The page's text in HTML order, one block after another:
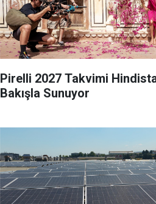
Pirelli 2027 Takvimi
Bakışla Sunuyor